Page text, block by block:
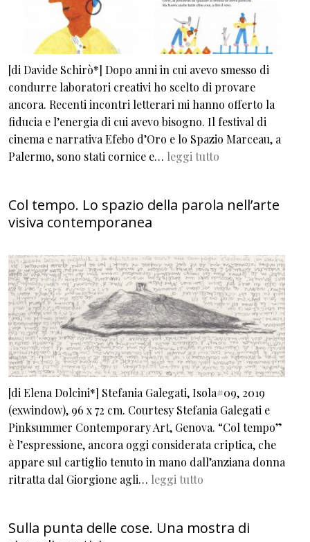
[di Davide Schirò*] Dopo anni in cui avevo smesso di
condurre laboratori creativi ho scelto di provare
ancora. Recenti incontri letterari mi hanno offerto la
fiducia e l’energia di cui avevo bisogno. Il festival di
cinema e narrativa Efebo d’Oro e lo Spazio Marceau, a
Palermo, sono stati cornice e… leggi tutto
Col tempo. Lo spazio della parola nell’arte
visiva contemporanea
[di Elena Dolcini*] Stefania Galegati, Isola#09, 2019
(exwindow), 96 x 72 cm. Courtesy Stefania Galegati e
Pinksummer Contemporary Art, Genova. “Col tempo”
è l’espressione, ancora oggi considerata criptica, che
appare sul cartiglio tenuto in mano dall’anziana donna
ritratta dal Giorgione agli… leggi tutto
Sulla punta delle cose. Una mostra di